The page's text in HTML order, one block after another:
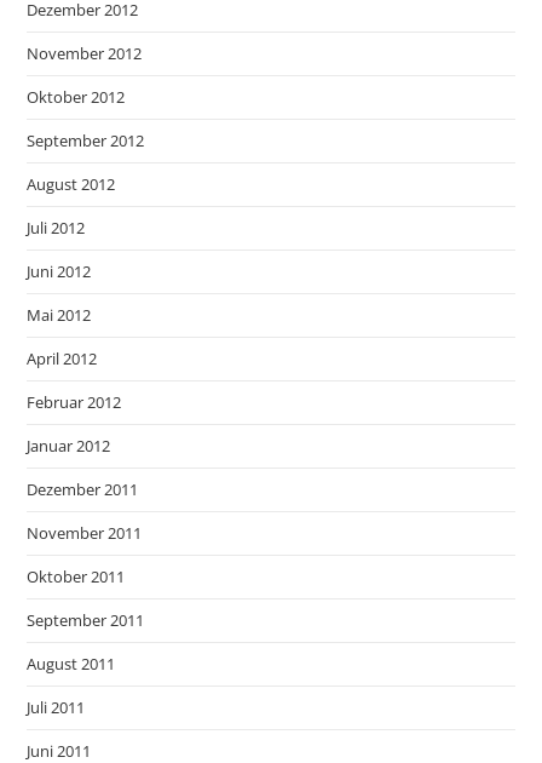
Dezember 2012
November 2012
Oktober 2012
September 2012
August 2012
Juli 2012
Juni 2012
Mai 2012
April 2012
Februar 2012
Januar 2012
Dezember 2011
November 2011
Oktober 2011
September 2011
August 2011
Juli 2011
Juni 2011